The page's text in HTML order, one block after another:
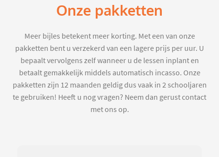
Onze pakketten
Meer bijles betekent meer korting. Met een van onze
pakketten bent u verzekerd van een lagere prijs per uur. U
bepaalt vervolgens zelf wanneer u de lessen inplant en
betaalt gemakkelijk middels automatisch incasso. Onze
pakketten zijn 12 maanden geldig dus vaak in 2 schooljaren
te gebruiken! Heeft u nog vragen? Neem dan gerust contact
met ons op.